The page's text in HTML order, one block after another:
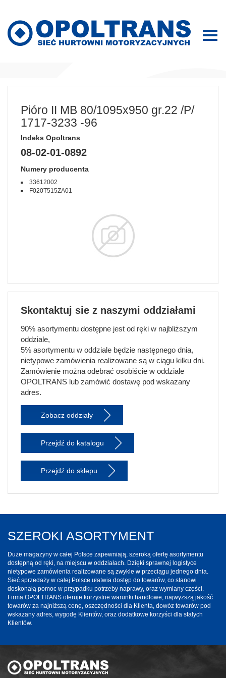
Pióro II MB 80/1095x950 gr.22 /P/
1717-3233 -96
Indeks Opoltrans
08-02-01-0892
Numery producenta
33612002
F020T515ZA01
Skontaktuj sie z naszymi oddziałami
90% asortymentu dostępne jest od ręki w najbliższym
oddziale,
5% asortymentu w oddziale będzie następnego dnia,
nietypowe zamówienia realizowane są w ciągu kilku dni.
Zamówienie można odebrać osobiście w oddziale
OPOLTRANS lub zamówić dostawę pod wskazany
adres.
Zobacz oddziały
Przejdź do katalogu
Przejdź do sklepu
SZEROKI ASORTYMENT
Duże magazyny w całej Polsce zapewniają, szeroką ofertę asortymentu
dostępną od ręki, na miejscu w oddziałach. Dzięki sprawnej logistyce
nietypowe zamówienia realizowane są zwykle w przeciągu jednego dnia.
Sieć sprzedaży w całej Polsce ułatwia dostęp do towarów, co stanowi
doskonałą pomoc w przypadku potrzeby naprawy, oraz wymiany części.
Firma OPOLTRANS oferuje korzystne warunki handlowe, najwyższą jakość
towarów za najniższą cenę, oszczędności dla Klienta, dowóz towarów pod
wskazany adres, wygodę Klientów, oraz dodatkowe korzyści dla stałych
Klientów.